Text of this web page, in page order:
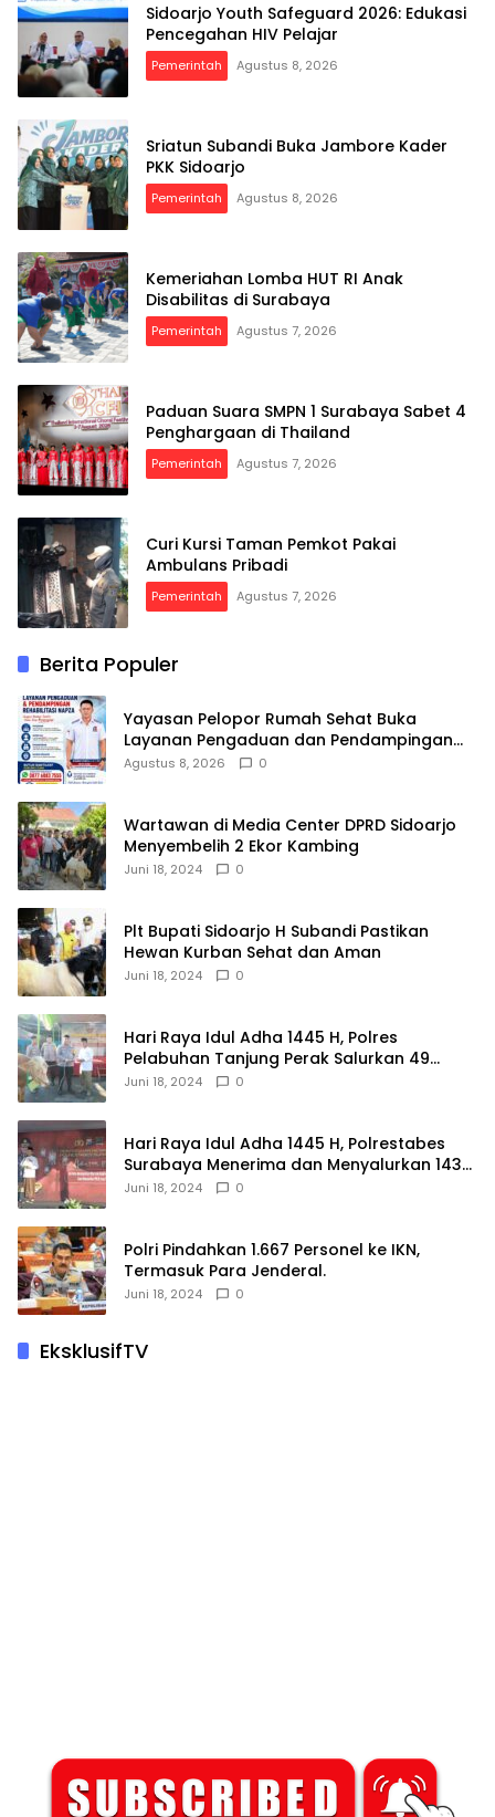
Sidoarjo Youth Safeguard 2026: Edukasi
Pencegahan HIV Pelajar
Pemerintah Agustus 8, 2026
Sriatun Subandi Buka Jambore Kader
PKK Sidoarjo
Pemerintah Agustus 8, 2026
Kemeriahan Lomba HUT RI Anak
Disabilitas di Surabaya
Pemerintah Agustus 7, 2026
Paduan Suara SMPN 1 Surabaya Sabet 4
Penghargaan di Thailand
Pemerintah Agustus 7, 2026
Curi Kursi Taman Pemkot Pakai
Ambulans Pribadi
Pemerintah Agustus 7, 2026
Berita Populer
Yayasan Pelopor Rumah Sehat Buka
Layanan Pengaduan dan Pendampingan
Rehabilitasi NAPZA 24 Jam
Agustus 8, 2026 0
Wartawan di Media Center DPRD Sidoarjo
Menyembelih 2 Ekor Kambing
Juni 18, 2024 0
Plt Bupati Sidoarjo H Subandi Pastikan
Hewan Kurban Sehat dan Aman
Juni 18, 2024 0
Hari Raya Idul Adha 1445 H, Polres
Pelabuhan Tanjung Perak Salurkan 49
Hewan Korban.
Juni 18, 2024 0
Hari Raya Idul Adha 1445 H, Polrestabes
Surabaya Menerima dan Menyalurkan 143
Hewan Kurban
Juni 18, 2024 0
Polri Pindahkan 1.667 Personel ke IKN,
Termasuk Para Jenderal.
Juni 18, 2024 0
EksklusifTV